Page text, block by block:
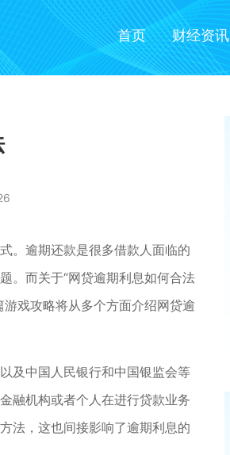
首页 财经资讯
。逾期还款是很多借款人面临的
。而关于“网贷逾期利息如何合法
戏攻略将从多个方面介绍网贷逾
及中国人民银行和中国银监会等
融机构或者个人在进行贷款业务
法，这也间接影响了逾期利息的